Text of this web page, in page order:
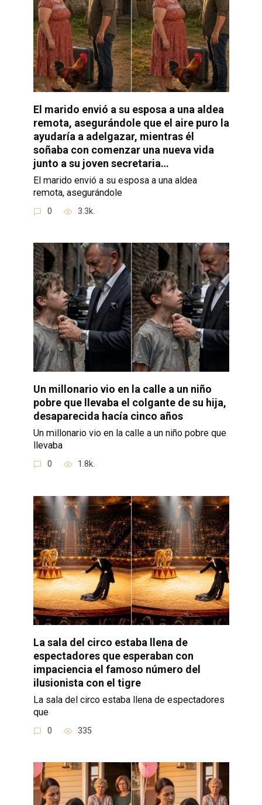
El marido envió a su esposa a una aldea
remota, asegurándole que el aire puro la
ayudaría a adelgazar, mientras él
soñaba con comenzar una nueva vida
junto a su joven secretaria…
El marido envió a su esposa a una aldea
remota, asegurándole
0 3.3k.
Un millonario vio en la calle a un niño
pobre que llevaba el colgante de su hija,
desaparecida hacía cinco años
Un millonario vio en la calle a un niño pobre que
llevaba
0 1.8k.
La sala del circo estaba llena de
espectadores que esperaban con
impaciencia el famoso número del
ilusionista con el tigre
La sala del circo estaba llena de espectadores
que
0 335